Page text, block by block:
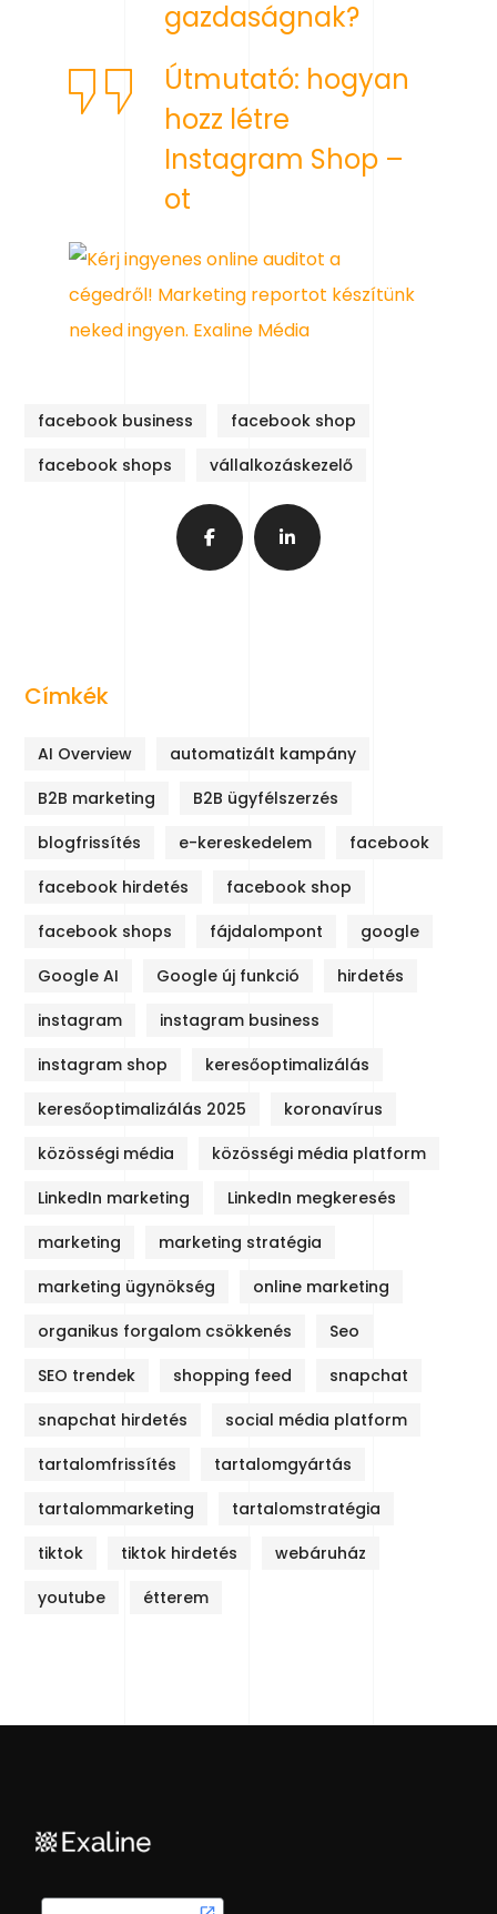
gazdaságnak?
Útmutató: hogyan
hozz létre
Instagram Shop –
ot
facebook business
facebook shop
facebook shops
vállalkozáskezelő
Címkék
AI Overview
automatizált kampány
B2B marketing
B2B ügyfélszerzés
blogfrissítés
e-kereskedelem
facebook
facebook hirdetés
facebook shop
facebook shops
fájdalompont
google
Google AI
Google új funkció
hirdetés
instagram
instagram business
instagram shop
keresőoptimalizálás
keresőoptimalizálás 2025
koronavírus
közösségi média
közösségi média platform
LinkedIn marketing
LinkedIn megkeresés
marketing
marketing stratégia
marketing ügynökség
online marketing
organikus forgalom csökkenés
Seo
SEO trendek
shopping feed
snapchat
snapchat hirdetés
social média platform
tartalomfrissítés
tartalomgyártás
tartalommarketing
tartalomstratégia
tiktok
tiktok hirdetés
webáruház
youtube
étterem